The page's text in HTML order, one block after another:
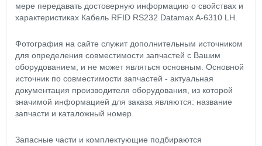
мере передавать достоверную информацию о свойствах и
характеристиках Кабель RFID RS232 Datamax A-6310 LH.
Фотография на сайте служит дополнительным источником
для определения совместимости запчастей с Вашим
оборудованием, и не может являться основным. Основной
источник по совместимости запчастей - актуальная
документация производителя оборудования, из которой
значимой информацией для заказа являются: название
запчасти и каталожный номер.
Запасные части и комплектующие подбираются